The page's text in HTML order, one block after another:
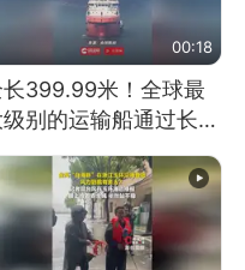
00:18
399.99米！全球最
别的运输船通过长江
桥这一幕，太震撼了！